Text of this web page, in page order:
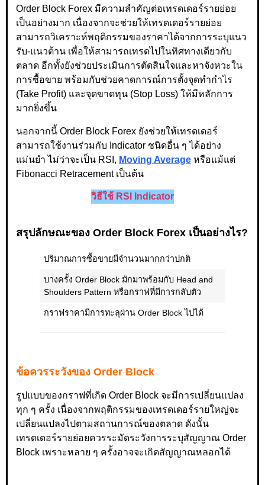
Order Block Forex มีความสำคัญต่อเทรดเดอร์รายย่อย
เป็นอย่างมาก เนื่องจากจะช่วยให้เทรดเดอร์รายย่อย
สามารถวิเคราะห์พฤติกรรมของราคาได้จากการระบุแนว
รับ-แนวต้าน เพื่อให้สามารถเทรดไปในทิศทางเดียวกับ
ตลาด อีกทั้งยังช่วยประเมินการตัดสินใจและหาจังหวะใน
การซื้อขาย พร้อมกับช่วยคาดการณ์การตั้งจุดทำกำไร
(Take Profit) และจุดขาดทุน (Stop Loss) ให้มีหลักการ
มากยิ่งขึ้น
นอกจากนี้ Order Block Forex ยังช่วยให้เทรดเดอร์
สามารถใช้งานร่วมกับ Indicator ชนิดอื่น ๆ ได้อย่าง
แม่นยำ ไม่ว่าจะเป็น RSI, Moving Average หรือแม้แต่
Fibonacci Retracement เป็นต้น
วิธีใช้ RSI Indicator
สรุปลักษณะของ Order Block Forex เป็นอย่างไร?
ปริมาณการซื้อขายมีจำนวนมากกว่าปกติ
บางครั้ง Order Block มักมาพร้อมกับ Head and
Shoulders Pattern หรือกราฟที่มีการกลับตัว
กราฟราคามีการทะลุผ่าน Order Block ไปได้
ข้อควรระวังของ Order Block
รูปแบบของกราฟที่เกิด Order Block จะมีการเปลี่ยนแปลง
ทุก ๆ ครั้ง เนื่องจากพฤติกรรมของเทรดเดอร์รายใหญ่จะ
เปลี่ยนแปลงไปตามสถานการณ์ของตลาด ดังนั้น
เทรดเดอร์รายย่อยควรระมัดระวังการระบุสัญญาณ Order
Block เพราะหลาย ๆ ครั้งอาจจะเกิดสัญญาณหลอกได้